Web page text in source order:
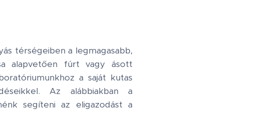
térségeiben a legmagasabb,
alapvetően fúrt vagy ásott
a saját kutas
Az alábbiakban a
segíteni az eligazodást a